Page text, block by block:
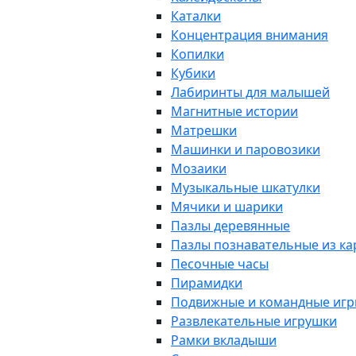
Каталки
Концентрация внимания
Копилки
Кубики
Лабиринты для малышей
Магнитные истории
Матрешки
Машинки и паровозики
Мозаики
Музыкальные шкатулки
Мячики и шарики
Пазлы деревянные
Пазлы познавательные из
Песочные часы
Пирамидки
Подвижные и командные
Развлекательные игрушки
Рамки вкладыши